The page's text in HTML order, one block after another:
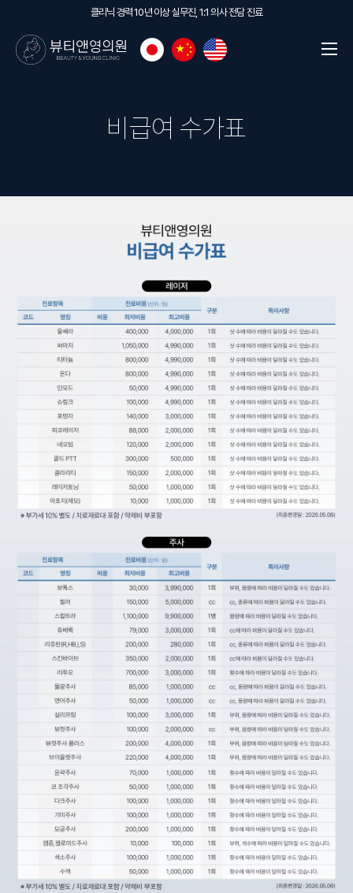
클리닉 경력 10년 이상 실무진, 1:1 의사 전담 진료
비급여 수가표